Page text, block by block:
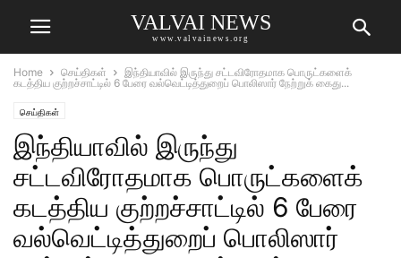
VALVAI NEWS
www.valvainews.org
Home செய்திகள்
இந்தியாவில் இருந்து சட்டவிரோதமாக பொருட்களைக்
கடத்திய குற்றச்சாட்டில் 6 பேரை வல்வெட்டித்துறைப் பொலிஸார் நேற்றுக் கைது...
செய்திகள்
இந்தியாவில் இருந்து
சட்டவிரோதமாக பொருட்களைக்
கடத்திய குற்றச்சாட்டில் 6 பேரை
வல்வெட்டித்துறைப் பொலிஸார்